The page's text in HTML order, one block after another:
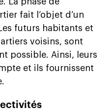
fait l’objet d’un
futurs habitants et
voisins, sont
possible. Ainsi, leurs
et ils fournissent